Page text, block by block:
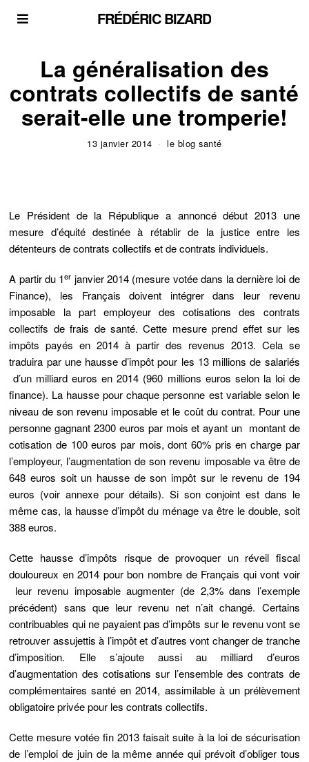
FRÉDÉRIC BIZARD
La généralisation des
contrats collectifs de santé
serait-elle une tromperie!
13 janvier 2014 le blog santé
Le Président de la République a annoncé début 2013 une
mesure d’équité destinée à rétablir de la justice entre les
détenteurs de contrats collectifs et de contrats individuels.
A partir du 1er janvier 2014 (mesure votée dans la dernière loi de
Finance), les Français doivent intégrer dans leur revenu
imposable la part employeur des cotisations des contrats
collectifs de frais de santé. Cette mesure prend effet sur les
impôts payés en 2014 à partir des revenus 2013. Cela se
traduira par une hausse d’impôt pour les 13 millions de salariés
d’un milliard euros en 2014 (960 millions euros selon la loi de
finance). La hausse pour chaque personne est variable selon le
niveau de son revenu imposable et le coût du contrat. Pour une
personne gagnant 2300 euros par mois et ayant un montant de
cotisation de 100 euros par mois, dont 60% pris en charge par
l’employeur, l’augmentation de son revenu imposable va être de
648 euros soit un hausse de son impôt sur le revenu de 194
euros (voir annexe pour détails). Si son conjoint est dans le
même cas, la hausse d’impôt du ménage va être le double, soit
388 euros.
Cette hausse d’impôts risque de provoquer un réveil fiscal
douloureux en 2014 pour bon nombre de Français qui vont voir
leur revenu imposable augmenter (de 2,3% dans l’exemple
précédent) sans que leur revenu net n’ait changé. Certains
contribuables qui ne payaient pas d’impôts sur le revenu vont se
retrouver assujettis à l’impôt et d’autres vont changer de tranche
d’imposition. Elle s’ajoute aussi au milliard d’euros
d’augmentation des cotisations sur l’ensemble des contrats de
complémentaires santé en 2014, assimilable à un prélèvement
obligatoire privée pour les contrats collectifs.
Cette mesure votée fin 2013 faisait suite à la loi de sécurisation
de l’emploi de juin de la même année qui prévoit d’obliger tous